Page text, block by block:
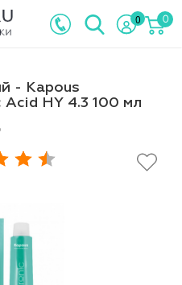
0 0
- Kapous
HY 4.3 100 мл